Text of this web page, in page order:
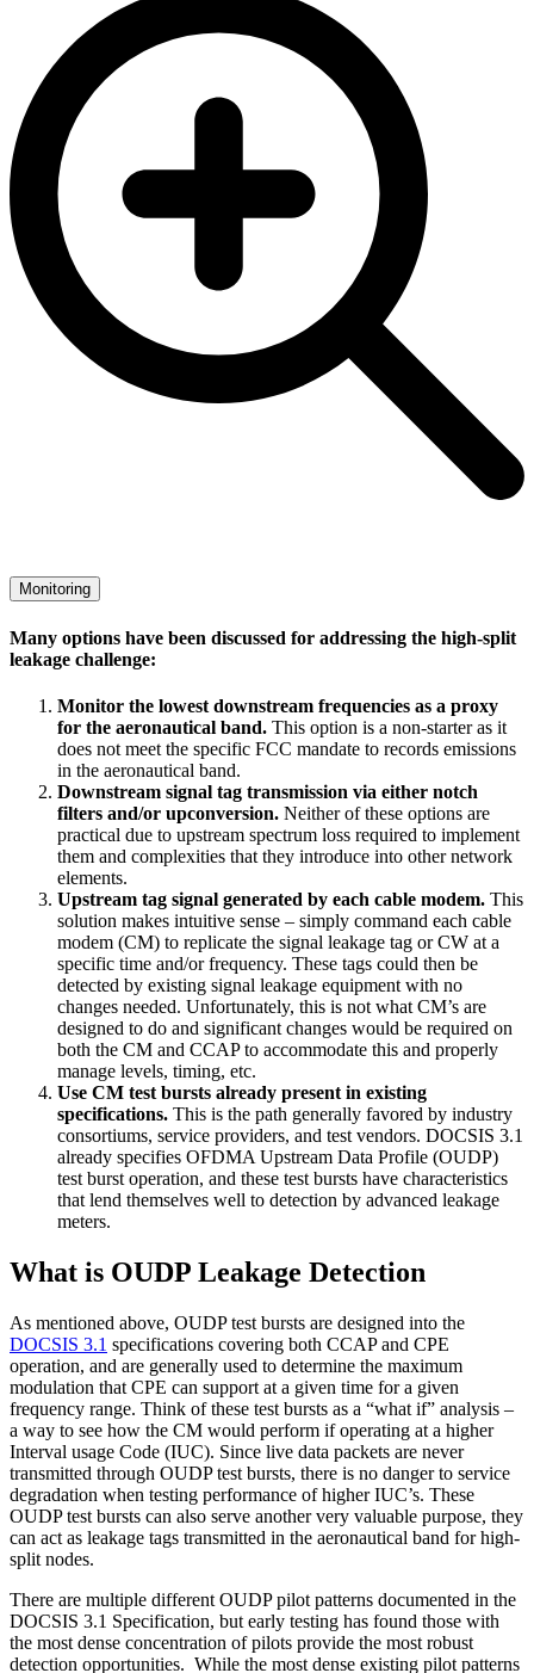
Monitoring
Many options have been discussed for addressing the high-split
leakage challenge:
Monitor the lowest downstream frequencies as a proxy
for the aeronautical band. This option is a non-starter as it
does not meet the specific FCC mandate to records emissions
in the aeronautical band.
Downstream signal tag transmission via either notch
filters and/or upconversion. Neither of these options are
practical due to upstream spectrum loss required to implement
them and complexities that they introduce into other network
elements.
Upstream tag signal generated by each cable modem. This
solution makes intuitive sense – simply command each cable
modem (CM) to replicate the signal leakage tag or CW at a
specific time and/or frequency. These tags could then be
detected by existing signal leakage equipment with no
changes needed. Unfortunately, this is not what CM’s are
designed to do and significant changes would be required on
both the CM and CCAP to accommodate this and properly
manage levels, timing, etc.
Use CM test bursts already present in existing
specifications. This is the path generally favored by industry
consortiums, service providers, and test vendors. DOCSIS 3.1
already specifies OFDMA Upstream Data Profile (OUDP)
test burst operation, and these test bursts have characteristics
that lend themselves well to detection by advanced leakage
meters.
What is OUDP Leakage Detection
As mentioned above, OUDP test bursts are designed into the
DOCSIS 3.1 specifications covering both CCAP and CPE
operation, and are generally used to determine the maximum
modulation that CPE can support at a given time for a given
frequency range. Think of these test bursts as a “what if” analysis –
a way to see how the CM would perform if operating at a higher
Interval usage Code (IUC). Since live data packets are never
transmitted through OUDP test bursts, there is no danger to service
degradation when testing performance of higher IUC’s. These
OUDP test bursts can also serve another very valuable purpose, they
can act as leakage tags transmitted in the aeronautical band for high-
split nodes.
There are multiple different OUDP pilot patterns documented in the
DOCSIS 3.1 Specification, but early testing has found those with
the most dense concentration of pilots provide the most robust
detection opportunities. While the most dense existing pilot patterns